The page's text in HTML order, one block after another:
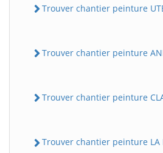
Trouver chantier peinture
Trouver chantier peinture
Trouver chantier peinture
Trouver chantier peinture LA